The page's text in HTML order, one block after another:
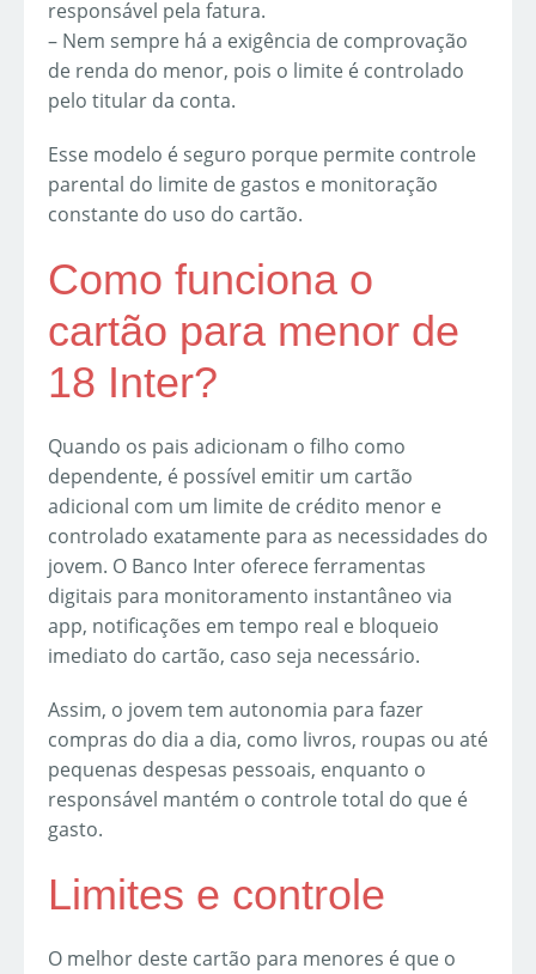
responsável pela fatura.
– Nem sempre há a exigência de comprovação
de renda do menor, pois o limite é controlado
pelo titular da conta.
Esse modelo é seguro porque permite controle
parental do limite de gastos e monitoração
constante do uso do cartão.
Como funciona o
cartão para menor de
18 Inter?
Quando os pais adicionam o filho como
dependente, é possível emitir um cartão
adicional com um limite de crédito menor e
controlado exatamente para as necessidades do
jovem. O Banco Inter oferece ferramentas
digitais para monitoramento instantâneo via
app, notificações em tempo real e bloqueio
imediato do cartão, caso seja necessário.
Assim, o jovem tem autonomia para fazer
compras do dia a dia, como livros, roupas ou até
pequenas despesas pessoais, enquanto o
responsável mantém o controle total do que é
gasto.
Limites e controle
O melhor deste cartão para menores é que o